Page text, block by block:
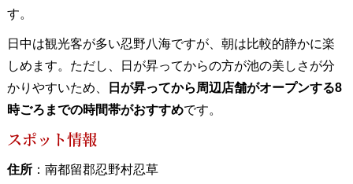
す。
日中は観光客が多い忍野八海ですが、朝は比較的静かに楽
しめます。ただし、日が昇ってからの方が池の美しさが分
かりやすいため、
日が昇ってから周辺店舗がオープンする8
時ごろまでの時間帯がおすすめです。
スポット情報
住所：南都留郡忍野村忍草